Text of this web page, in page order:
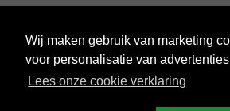
Wij maken gebruik van marketing
voor personalisatie van
Lees onze cookie verklaring